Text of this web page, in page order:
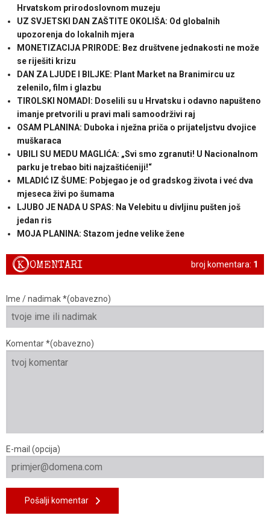
Hrvatskom prirodoslovnom muzeju
UZ SVJETSKI DAN ZAŠTITE OKOLIŠA: Od globalnih
upozorenja do lokalnih mjera
MONETIZACIJA PRIRODE: Bez društvene jednakosti ne može
se riješiti krizu
DAN ZA LJUDE I BILJKE: Plant Market na Branimircu uz
zelenilo, film i glazbu
TIROLSKI NOMADI: Doselili su u Hrvatsku i odavno napušteno
imanje pretvorili u pravi mali samoodrživi raj
OSAM PLANINA: Duboka i nježna priča o prijateljstvu dvojice
muškaraca
UBILI SU MEDU MAGLIĆA: „Svi smo zgranuti! U Nacionalnom
parku je trebao biti najzaštićeniji!“
MLADIĆ IZ ŠUME: Pobjegao je od gradskog života i već dva
mjeseca živi po šumama
LJUBO JE NADA U SPAS: Na Velebitu u divljinu pušten još
jedan ris
MOJA PLANINA: Stazom jedne velike žene
broj komentara: 1
KOMENTARI
Ime / nadimak *(obavezno)
Komentar *(obavezno)
E-mail (opcija)
Pošalji komentar